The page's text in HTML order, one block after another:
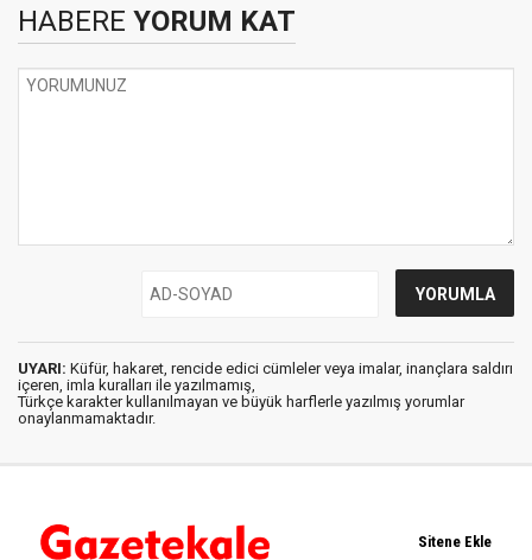
HABERE YORUM KAT
UYARI: Küfür, hakaret, rencide edici cümleler veya imalar, inançlara saldırı
içeren, imla kuralları ile yazılmamış,
Türkçe karakter kullanılmayan ve büyük harflerle yazılmış yorumlar
onaylanmamaktadır.